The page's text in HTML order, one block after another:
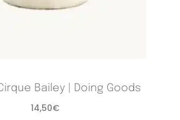
Bailey | Doing Goods
14,50€